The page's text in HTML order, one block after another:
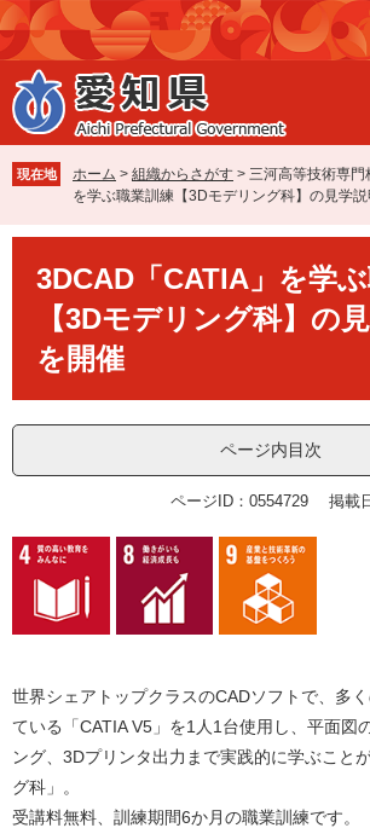
ペ
ー
ジ
の
先
で
す
メ
ニ
ュ
ー
を
ば
し
本
現在地 ホーム > 組織からさがす > 三河高等技術専門
を学ぶ職業訓練【3Dモデリング科】の見学
3DCAD「CATIA」を学
【3Dモデリング科】の
を開催
ページ内目次
ページID：0554729 掲載
世界シェアトップクラスのCADソフトで、多
ている「CATIA V5」を1人1台使用し、平面図
ング、3Dプリンタ出力まで実践的に学ぶこと
グ科」。
受講料無料、訓練期間6か月の職業訓練です。